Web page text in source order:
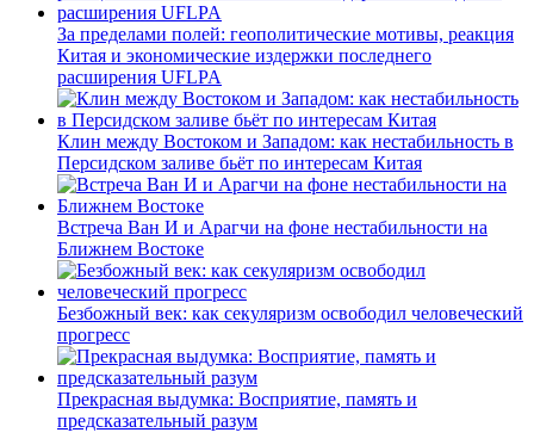
За пределами полей: геополитические мотивы, реакция
Китая и экономические издержки последнего
расширения UFLPA
Клин между Востоком и Западом: как нестабильность в
Персидском заливе бьёт по интересам Китая
Встреча Ван И и Арагчи на фоне нестабильности на
Ближнем Востоке
Безбожный век: как секуляризм освободил человеческий
прогресс
Прекрасная выдумка: Восприятие, память и
предсказательный разум